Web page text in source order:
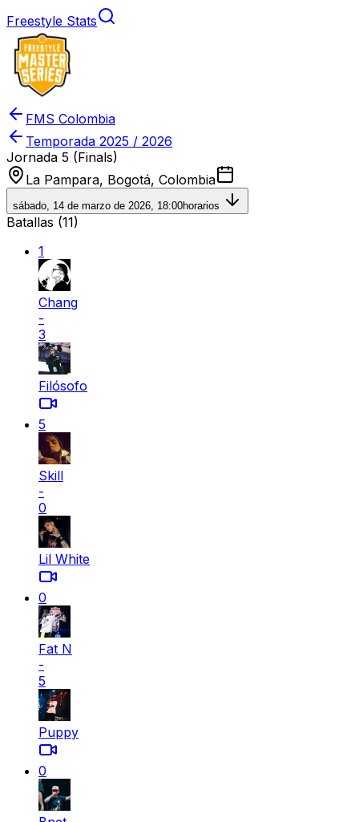
Freestyle Stats
FMS Colombia
Temporada 2025 / 2026
Jornada 5 (Finals)
La Pampara, Bogotá, Colombia
sábado, 14 de marzo de 2026, 18:00horarios
Batallas (11)
1
Chang
-
3
Filósofo
5
Skill
-
0
Lil White
0
Fat N
-
5
Puppy
0